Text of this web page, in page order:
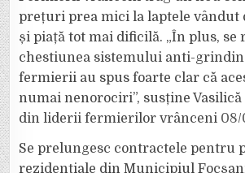
prețuri prea mici la laptele vândut
și piață tot mai dificilă. „În plus, se
chestiunea sistemului anti-
fermierii au spus foarte clar că
numai nenorociri”, susține
din liderii fermierilor vrânceni 08/
Se prelungesc contractele pentru
rezidențiale din Municipiul